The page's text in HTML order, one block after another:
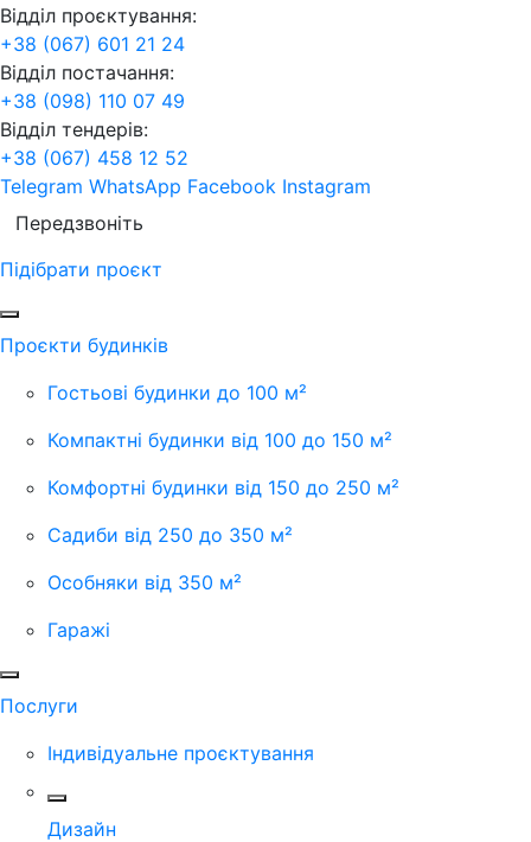
Відділ проєктування:
+38 (067) 601 21 24
Відділ постачання:
+38 (098) 110 07 49
Відділ тендерів:
+38 (067) 458 12 52
Telegram WhatsApp Facebook Instagram
Передзвоніть
Підібрати проєкт
Проєкти будинків
Гостьові будинки до 100 м²
Компактні будинки від 100 до 150 м²
Комфортні будинки від 150 до 250 м²
Садиби від 250 до 350 м²
Особняки від 350 м²
Гаражі
Послуги
Індивідуальне проєктування
Дизайн